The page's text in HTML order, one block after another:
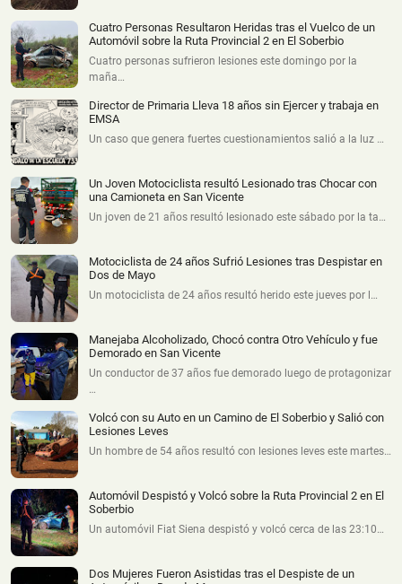
Cuatro Personas Resultaron Heridas tras el Vuelco de un
Automóvil sobre la Ruta Provincial 2 en El Soberbio
Cuatro personas sufrieron lesiones este domingo por la
maña…
Director de Primaria Lleva 18 años sin Ejercer y trabaja en
EMSA
Un caso que genera fuertes cuestionamientos salió a la luz …
Un Joven Motociclista resultó Lesionado tras Chocar con
una Camioneta en San Vicente
Un joven de 21 años resultó lesionado este sábado por la ta…
Motociclista de 24 años Sufrió Lesiones tras Despistar en
Dos de Mayo
Un motociclista de 24 años resultó herido este jueves por l…
Manejaba Alcoholizado, Chocó contra Otro Vehículo y fue
Demorado en San Vicente
Un conductor de 37 años fue demorado luego de protagonizar
…
Volcó con su Auto en un Camino de El Soberbio y Salió con
Lesiones Leves
Un hombre de 54 años resultó con lesiones leves este martes…
Automóvil Despistó y Volcó sobre la Ruta Provincial 2 en El
Soberbio
Un automóvil Fiat Siena despistó y volcó cerca de las 23:10…
Dos Mujeres Fueron Asistidas tras el Despiste de un